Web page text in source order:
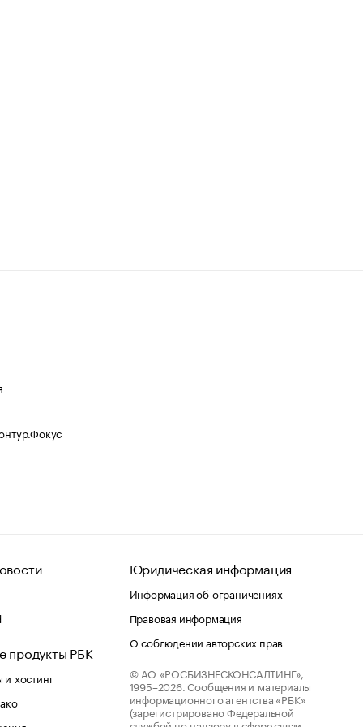
продукты РБК
хостинг
Юридическая информация
Информация об ограничениях
Правовая информация
О соблюдении авторских прав
© АО «РОСБИЗНЕСКОНСАЛТИНГ»,
1995–2026. Сообщения и материалы
информационного агентства «РБК»
(зарегистрировано Федеральной